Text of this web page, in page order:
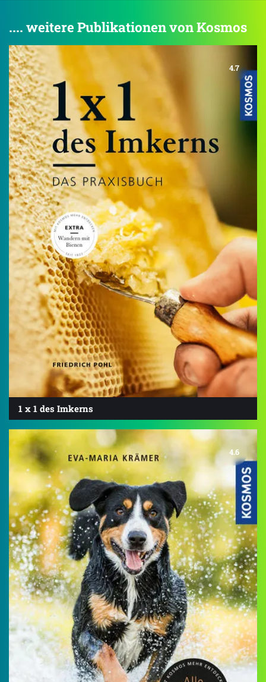
.... weitere Publikationen von Kosmos
4.7
1 x 1 des Imkerns
4.6